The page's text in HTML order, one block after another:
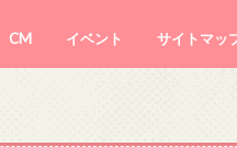
CM イベント サイトマッ